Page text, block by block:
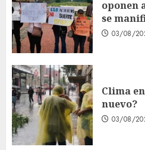
oponen
se
03/08/
Clima
nuevo?
03/08/